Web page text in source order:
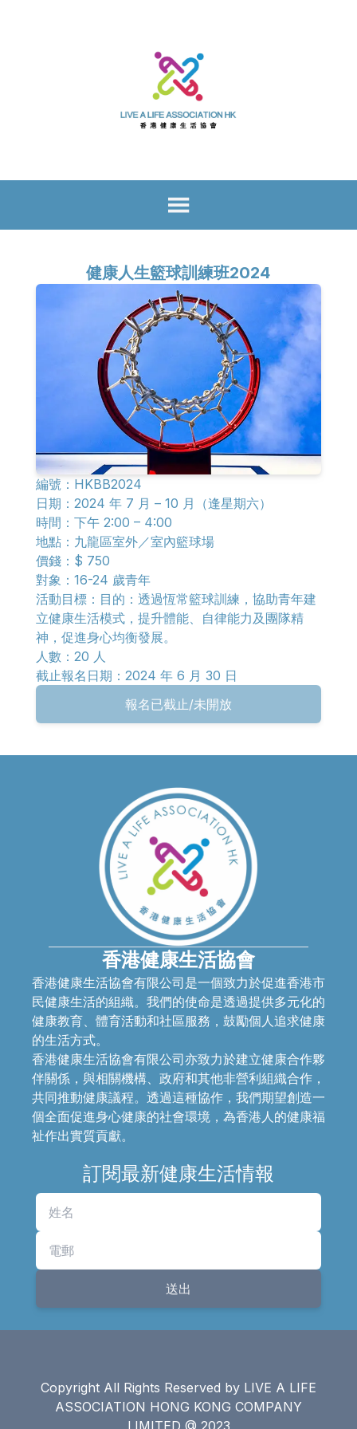
健康人生籃球訓練班2024
編號： HKBB2024
日期： 2024 年 7 月 – 10 月（逢星期六）
時間： 下午 2:00 – 4:00
地點： 九龍區室外／室內籃球場
價錢： $ 750
對象： 16-24 歲青年
活動目標： 目的：透過恆常籃球訓練，協助青年建
立健康生活模式，提升體能、自律能力及團隊精
神，促進身心均衡發展。
人數：20 人
截止報名日期：2024 年 6 月 30 日
報名已截止/未開放
香港健康生活協會
香港健康生活協會有限公司是一個致力於促進香港市
民健康生活的組織。我們的使命是透過提供多元化的
健康教育、體育活動和社區服務，鼓勵個人追求健康
的生活方式。
香港健康生活協會有限公司亦致力於建立健康合作夥
伴關係，與相關機構、政府和其他非營利組織合作，
共同推動健康議程。透過這種協作，我們期望創造一
個全面促進身心健康的社會環境，為香港人的健康福
祉作出實質貢獻。
訂閱最新健康生活情報
送出
Copyright All Rights Reserved by LIVE A LIFE
ASSOCIATION HONG KONG COMPANY
LIMITED @ 2023